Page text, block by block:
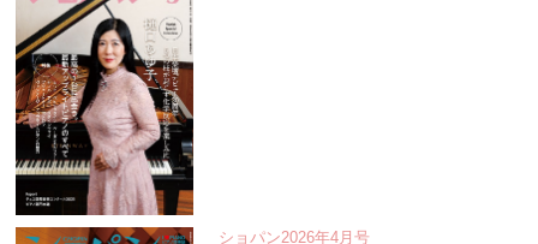
ショパン2026年4月号